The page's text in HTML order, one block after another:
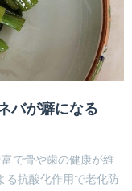
バが癖になる
で骨や歯の健康が維
る抗酸化作用で老化防